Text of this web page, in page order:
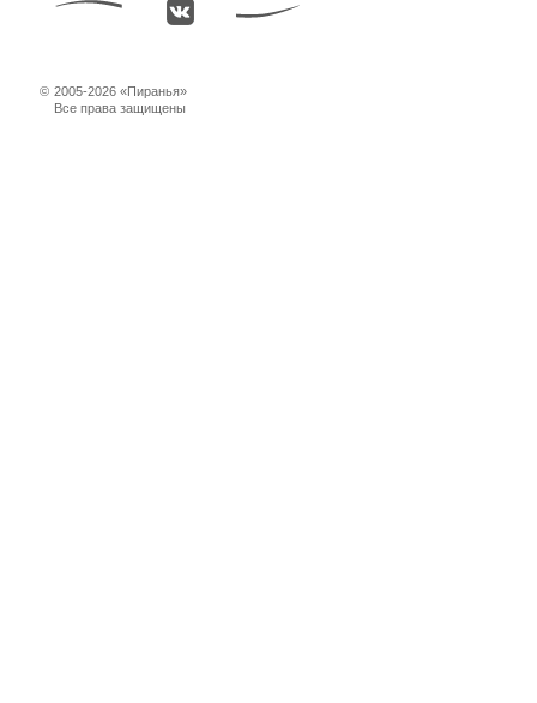
© 2005-2026 «Пиранья»
Все права защищены